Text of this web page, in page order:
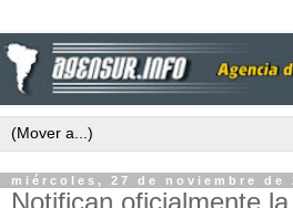
miércoles, 27 de noviembre de
Notifican oficialmente